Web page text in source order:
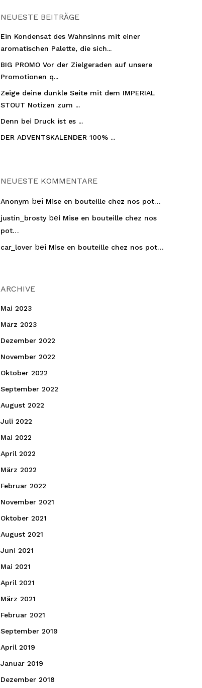
NEUESTE BEITRÄGE
Ein Kondensat des Wahnsinns mit einer
aromatischen Palette, die sich...
BIG PROMO Vor der Zielgeraden auf unsere
Promotionen q...
Zeige deine dunkle Seite mit dem IMPERIAL
STOUT Notizen zum ...
Denn bei Druck ist es ...
DER ADVENTSKALENDER 100% ...
NEUESTE KOMMENTARE
Anonym bei Mise en bouteille chez nos pot…
justin_brostybei Mise en bouteille chez nos
pot…
car_loverbei Mise en bouteille chez nos pot…
ARCHIVE
Mai 2023
März 2023
Dezember 2022
November 2022
Oktober 2022
September 2022
August 2022
Juli 2022
Mai 2022
April 2022
März 2022
Februar 2022
November 2021
Oktober 2021
August 2021
Juni 2021
Mai 2021
April 2021
März 2021
Februar 2021
September 2019
April 2019
Januar 2019
Dezember 2018